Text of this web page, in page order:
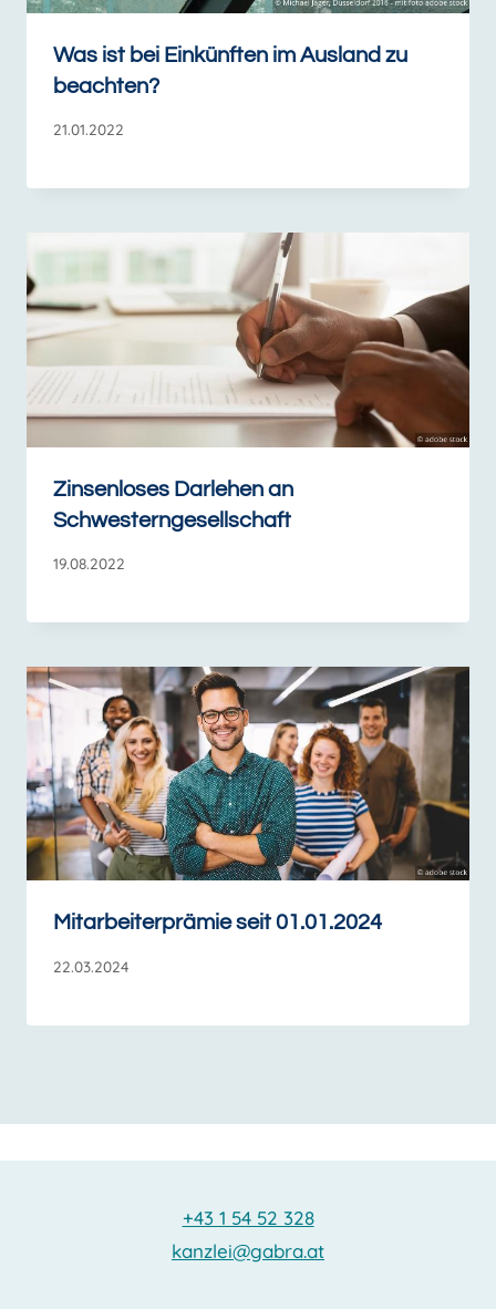
Was ist bei Einkünften im Ausland zu
beachten?
21.01.2022
Zinsenloses Darlehen an
Schwesterngesellschaft
19.08.2022
Mitarbeiterprämie seit 01.01.2024
22.03.2024
+43 1 54 52 328
kanzlei@gabra.at